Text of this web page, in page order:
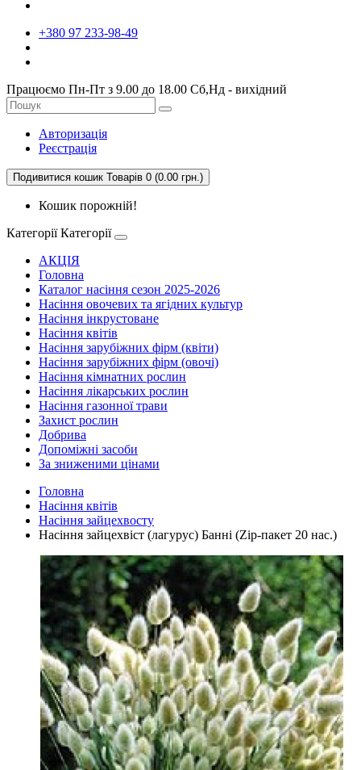
+380 97 233-98-49
Працюємо Пн-Пт з 9.00 до 18.00 Сб,Нд - вихідний
Авторизація
Реєстрація
Подивитися кошик Товарів 0 (0.00 грн.)
Кошик порожній!
Категорії Категорії
АКЦІЯ
Головна
Каталог насіння сезон 2025-2026
Насіння овочевих та ягідних культур
Насіння інкрустоване
Насіння квітів
Насіння зарубіжних фірм (квіти)
Насіння зарубіжних фірм (овочі)
Насіння кімнатних рослин
Насіння лікарських рослин
Насіння газонної трави
Захист рослин
Добрива
Допоміжні засоби
За зниженими цінами
Головна
Насіння квітів
Насіння зайцехвосту
Насіння зайцехвіст (лагурус) Банні (Zip-пакет 20 нас.)